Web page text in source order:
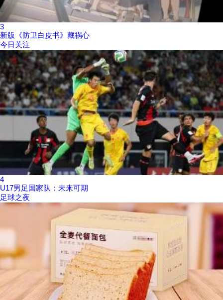
3
新版《防卫白皮书》藏祸心
今日关注
4
U17男足国家队：未来可期
足球之夜